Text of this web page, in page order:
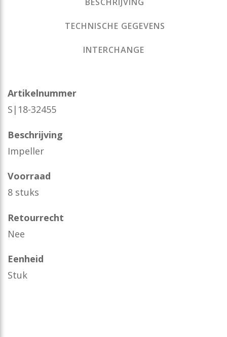
TECHNISCHE GEGEVENS
INTERCHANGE
Artikelnummer
S|18-32455
Beschrijving
Impeller
Voorraad
8 stuks
Retourrecht
Nee
Eenheid
Stuk